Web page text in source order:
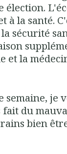
élection.
à la santé.
sécurité
la
semaine, je
du
bien